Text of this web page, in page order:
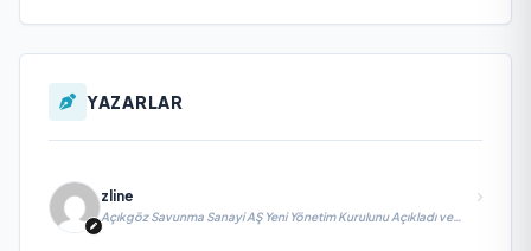
YAZARLAR
zline
Açıkgöz Savunma Sanayi AŞ Yeni Yönetim Kurulunu Açıkladı ve